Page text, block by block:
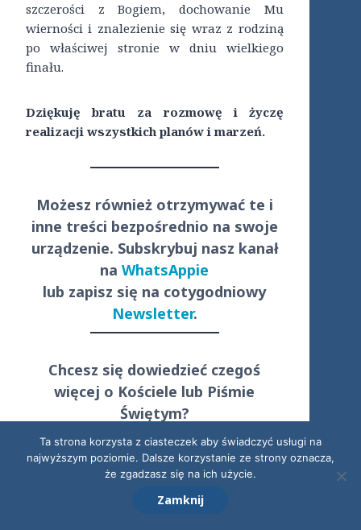
szczerości z Bogiem, dochowanie Mu
wierności i znalezienie się wraz z rodziną
po właściwej stronie w dniu wielkiego
finału.
Dziękuję bratu za rozmowę i życzę
realizacji wszystkich planów i marzeń.
Możesz również otrzymywać te i
inne treści bezpośrednio na swoje
urządzenie. Subskrybuj nasz kanał
naWhatsAppie
lub zapisz się na cotygodniowy
Newsletter.
Chcesz się dowiedzieć czegoś
więcej o Kościele lub Piśmie
Świętym?
Napisz do nas!
Ta strona korzysta z ciasteczek aby świadczyć usługi na
najwyższym poziomie. Dalsze korzystanie ze strony oznacza,
że zgadzasz się na ich użycie.
Zamknij